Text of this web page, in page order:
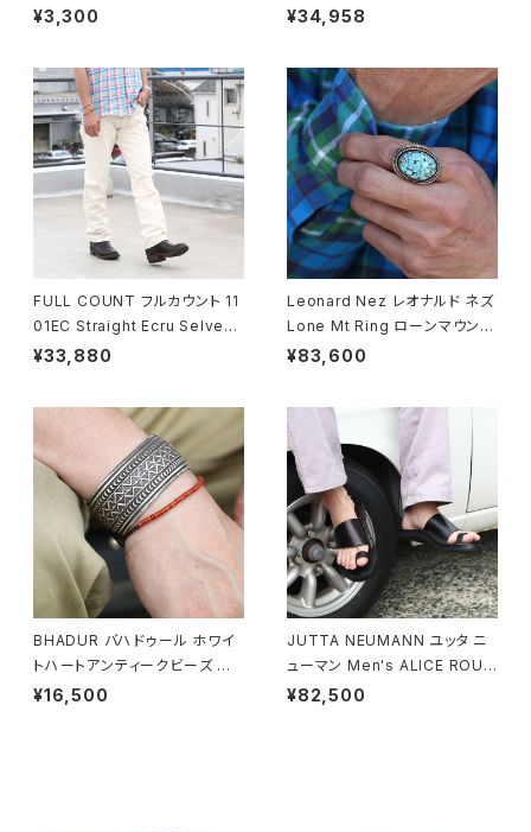
ツ 半袖 無地Tシャツ USコット
¥3,300
ダブルモンクストラップサンダル
¥34,958
FULL COUNT フルカウント 11
01EC Straight Ecru Selved
ge Denim ストレートセルビッ
¥33,880
Leonard Nez レオナルド ネズ
Lone Mt Ring ローンマウンテ
ンターコイズリング 15号 ナバホ
¥83,600
BHADUR バハドゥール ホワイ
トハートアンティークビーズ ブ
レスレット 金赤 #b126 日本製
¥16,500
JUTTA NEUMANN ユッタ ニ
ューマン Men's ALICE ROUN
D アリス ラウンド サンダル レザ
¥82,500